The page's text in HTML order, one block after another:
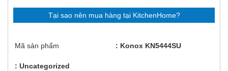
Tại sao nên mua hàng tại KitchenHome?
Mã sản phẩm Konox KN5444SU
Uncategorized